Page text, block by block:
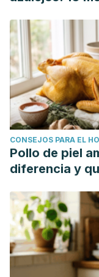
CONSEJOS PARA EL
Pollo de piel
diferencia y